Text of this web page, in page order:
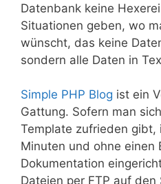
Datenbank keine
Situationen geben, wo
wünscht, das keine
sondern alle Daten in
Simple PHP Blog ist ein
Gattung. Sofern man
Template zufrieden gibt,
Minuten und ohne einen
Dokumentation
Dateien per FTP auf den